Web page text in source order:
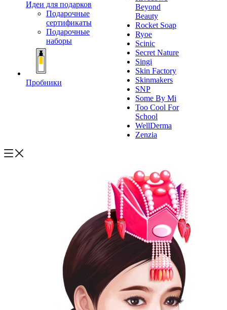
Идеи для подарков
Подарочные
сертификаты
Подарочные
наборы
Пробники
Beyond
Beauty
Rocket Soap
Ryoe
Scinic
Secret Nature
Singi
Skin Factory
Skinmakers
SNP
Some By Mi
Too Cool For
School
WellDerma
Zenzia